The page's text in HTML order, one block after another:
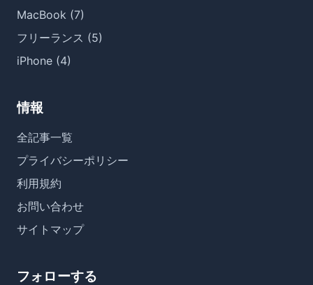
MacBook (7)
フリーランス (5)
iPhone (4)
情報
全記事一覧
プライバシーポリシー
利用規約
お問い合わせ
サイトマップ
フォローする